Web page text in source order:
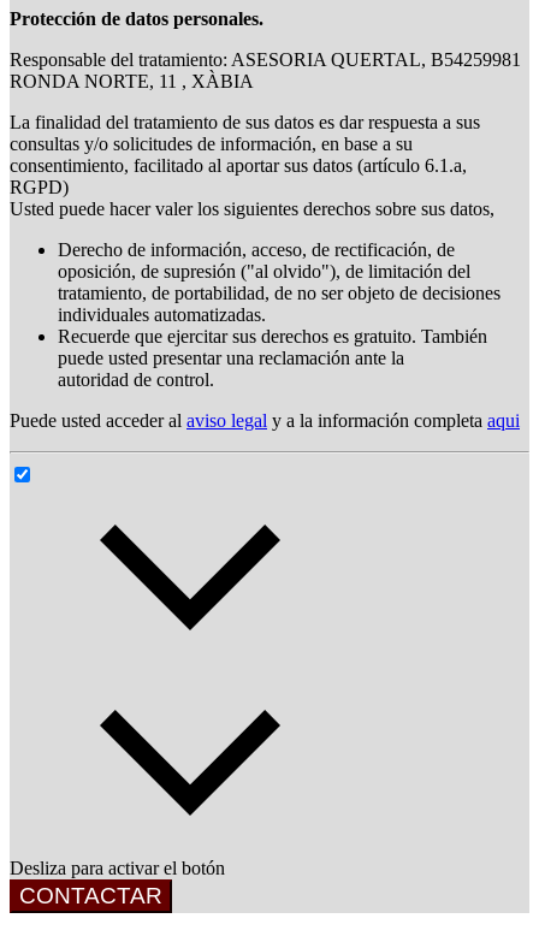
Protección de datos personales.
Responsable del tratamiento: ASESORIA QUERTAL, B54259981
RONDA NORTE, 11 , XÀBIA
La finalidad del tratamiento de sus datos es dar respuesta a sus
consultas y/o solicitudes de información, en base a su
consentimiento, facilitado al aportar sus datos (artículo 6.1.a,
RGPD)
Usted puede hacer valer los siguientes derechos sobre sus datos,
Derecho de información, acceso, de rectificación, de
oposición, de supresión ("al olvido"), de limitación del
tratamiento, de portabilidad, de no ser objeto de decisiones
individuales automatizadas.
Recuerde que ejercitar sus derechos es gratuito. También
puede usted presentar una reclamación ante la
autoridad de control.
Puede usted acceder al aviso legal y a la información completa aqui
Desliza para activar el botón
CONTACTAR